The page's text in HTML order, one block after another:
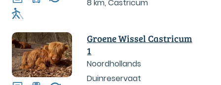
8 km,Castricum
Groene Wissel Castricum
1
Noordhollands
Duinreservaat